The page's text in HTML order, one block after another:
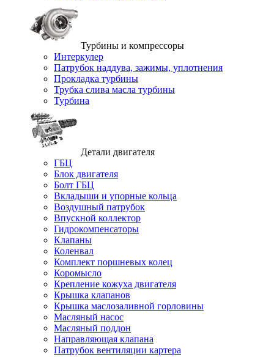
Турбины и компрессоры
Интеркулер
Патрубок наддува, зажимы, уплотнения
Прокладка турбины
Трубка слива масла турбины
Турбина
Детали двигателя
ГБЦ
Блок двигателя
Болт ГБЦ
Вкладыши и упорные кольца
Воздушный патрубок
Впускной коллектор
Гидрокомпенсаторы
Клапаны
Коленвал
Комплект поршневых колец
Коромысло
Крепление кожуха двигателя
Крышка клапанов
Крышка маслозаливной горловины
Масляный насос
Масляный поддон
Направляющая клапана
Патрубок вентиляции картера